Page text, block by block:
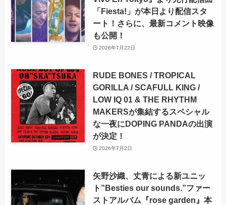
「Fiesta!」が本日より配信スタ
ート！さらに、最新コメント映像
も公開！
2026年7月22日
RUDE BONES / TROPICAL
GORILLA / SCAFULL KING /
LOW IQ 01 & THE RHYTHM
MAKERSが集結するスペシャル
な一夜にDOPING PANDAの出演
が決定！
2026年7月2日
矢野沙織、丈青による新ユニッ
ト”Besties our sounds.”ファー
ストアルバム『rose garden』本